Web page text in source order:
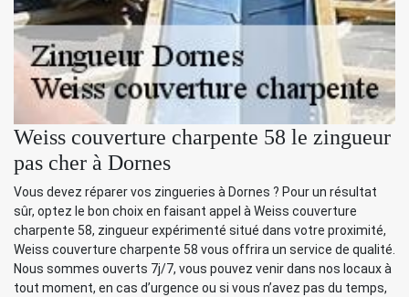
Weiss couverture charpente 58 le zingueur
pas cher à Dornes
Vous devez réparer vos zingueries à Dornes ? Pour un résultat
sûr, optez le bon choix en faisant appel à Weiss couverture
charpente 58, zingueur expérimenté situé dans votre proximité,
Weiss couverture charpente 58 vous offrira un service de qualité.
Nous sommes ouverts 7j/7, vous pouvez venir dans nos locaux à
tout moment, en cas d’urgence ou si vous n’avez pas du temps,